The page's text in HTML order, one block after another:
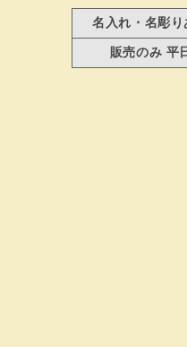
名入れ・名彫り
販売のみ 平